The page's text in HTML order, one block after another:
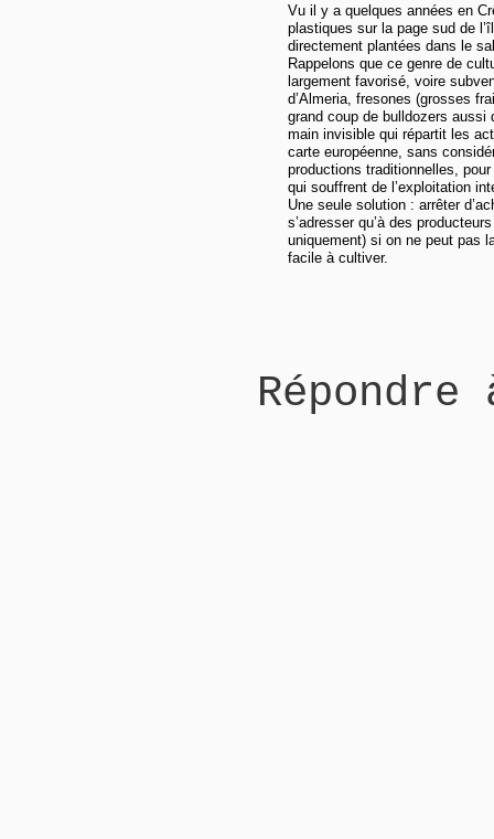
Vu il y a quelques années en
plastiques sur la page sud de
directement plantées dans le
Rappelons que ce genre de
largement favorisé, voire
d’Almeria, fresones (grosses
grand coup de bulldozers
main invisible qui répartit les
carte européenne, sans
productions traditionnelles,
qui souffrent de l’exploitation
Une seule solution : arrêter
s’adresser qu’à des
uniquement) si on ne peut pas
facile à cultiver.